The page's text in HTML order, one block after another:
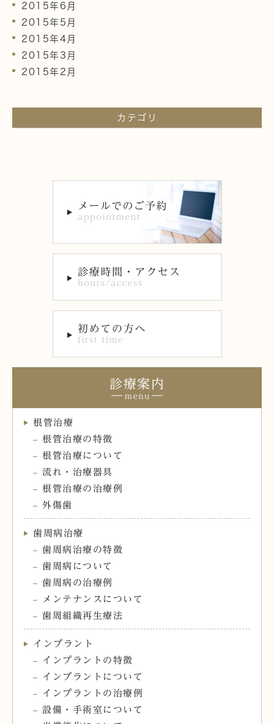
2015年6月
2015年5月
2015年4月
2015年3月
2015年2月
カテゴリ
診療案内
根管治療
根管治療の特徴
根管治療について
流れ・治療器具
根管治療の治療例
外傷歯
歯周病治療
歯周病治療の特徴
歯周病について
歯周病の治療例
メンテナンスについて
歯周組織再生療法
インプラント
インプラントの特徴
インプラントについて
インプラントの治療例
設備・手術室について